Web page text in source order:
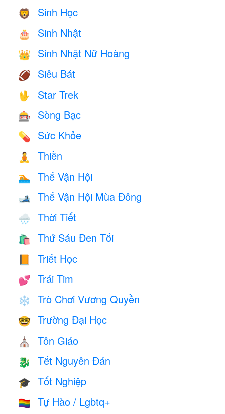
🦁 Sinh Học
🎂 Sinh Nhật
👑 Sinh Nhật Nữ Hoàng
🏈 Siêu Bát
🖖 Star Trek
🎰 Sòng Bạc
💊 Sức Khỏe
🧘 Thiền
🏊 Thế Vận Hội
🎿 Thế Vận Hội Mùa Đông
🌧 Thời Tiết
🛍 Thứ Sáu Đen Tối
Triết Học
💕 Trái Tim
❄️ Trò Chơi Vương Quyền
🤓 Trường Đại Học
⛪️ Tôn Giáo
🐉 Tết Nguyên Đán
🎓 Tốt Nghiệp
🏳️‍🌈 Tự Hào / Lgbtq+